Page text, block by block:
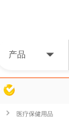
产品
医疗保健用品